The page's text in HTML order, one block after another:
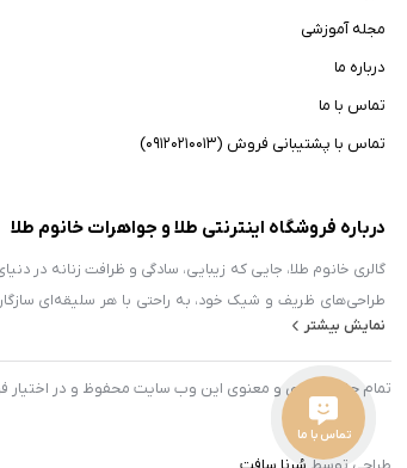
مجله آموزشی
درباره ما
تماس با ما
تماس با پشتیبانی فروش (09120210013)
درباره فروشگاه اینترنتی طلا و جواهرات خانوم طلا
گالری خانوم طلا، جایی که زیبایی، سادگی و ظرافت زنانه در
طراحی‌های ظریف و شیک خود، به راحتی با هر سلیقه‌ای
شعر و عشق را در بر دارد، به قول شاعر شیرازی “هر جا که
تهیه کنیم. مجموعه ما با پشتیبانی یک تیم حرفه‌ای و
اولویت اول است و به همین دلیل، با دقت به نیازها و
و به خانواده بزرگ ما بپیوندید. از شما سپاسگزاریم که ما را
نمایش بیشتر
تمام حقوق مادی و معنوی این وب سایت محفوظ و در اختیار
تماس با ما